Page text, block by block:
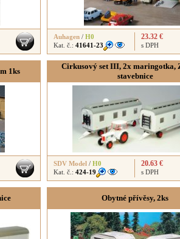
Auhagen / H0
Kat. č.: 41641-23
23.32 €
s DPH
1ks
Cirkusový set III, 2x maringotka,
stavebnice
SDV Model / H0
Kat. č.: 424-19
20.63 €
s DPH
Obytné přívěsy, 2ks